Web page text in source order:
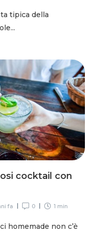
tipica della
cocktail con
fa 0 1 min
homemade non c’è